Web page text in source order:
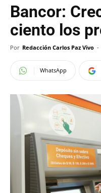
Bancor:
ciento los
Por Redacción Carlos Paz Vivo -
WhatsApp